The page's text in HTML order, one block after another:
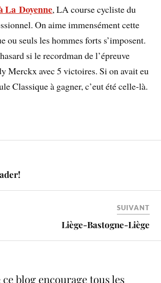
La Doyenne, LA course cycliste du
On aime immensément cette
ou seuls les hommes forts s’imposent.
si le recordman de l’épreuve
Merckx avec 5 victoires. Si on avait eu
Classique à gagner, c’eut été celle-là.
SUIVANT
Liège-Bastogne-Liège
ce blog encourage tous les